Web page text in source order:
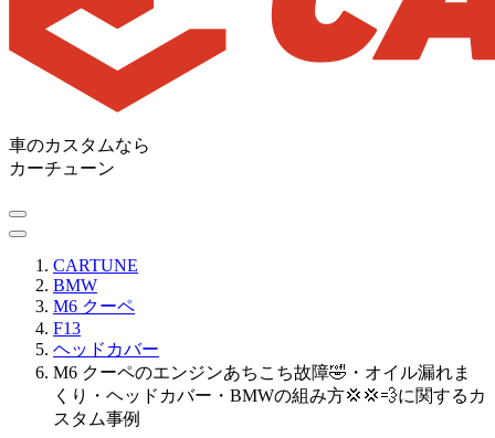
車のカスタムなら
カーチューン
CARTUNE
BMW
M6 クーペ
F13
ヘッドカバー
M6 クーペのエンジンあちこち故障🤣・オイル漏れま
くり・ヘッドカバー・BMWの組み方💢💢💨に関するカ
スタム事例